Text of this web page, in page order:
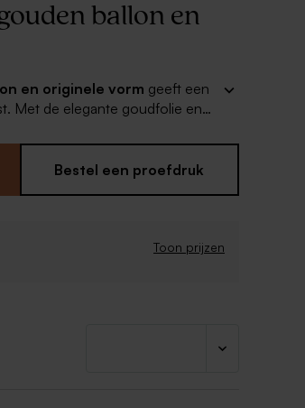
ballon en
en originele vorm geeft een
Met de elegante goudfolie en
te personaliseren met de naam
detail speciaal voelt. Perfect voor
Bestel een proefdruk
Toon prijzen